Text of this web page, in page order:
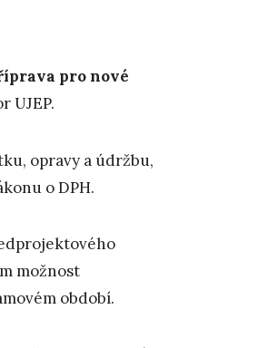
pro nové
UJEP.
opravy a údržbu,
o DPH.
možnost
období.